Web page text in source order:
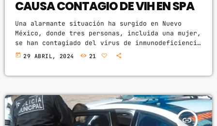
CAUSA CONTAGIO DE VIH EN SPA
Una alarmante situación ha surgido en Nuevo
México, donde tres personas, incluida una mujer,
se han contagiado del virus de inmunodeficiencia
humana (VIH), presumiblemente después de
transmisión del virus en el establecimiento se
remonta a 2018. Desde entonces, el salón […]
today 29 ABRIL, 2024 21
insert_link